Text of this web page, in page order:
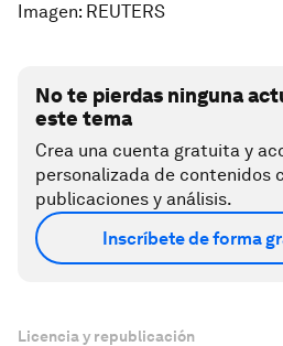
Imagen: REUTERS
No te pierdas ninguna
este tema
Crea una cuenta gratuita y
personalizada de contenidos
publicaciones y análisis.
Inscríbete de forma
Licencia y republicación